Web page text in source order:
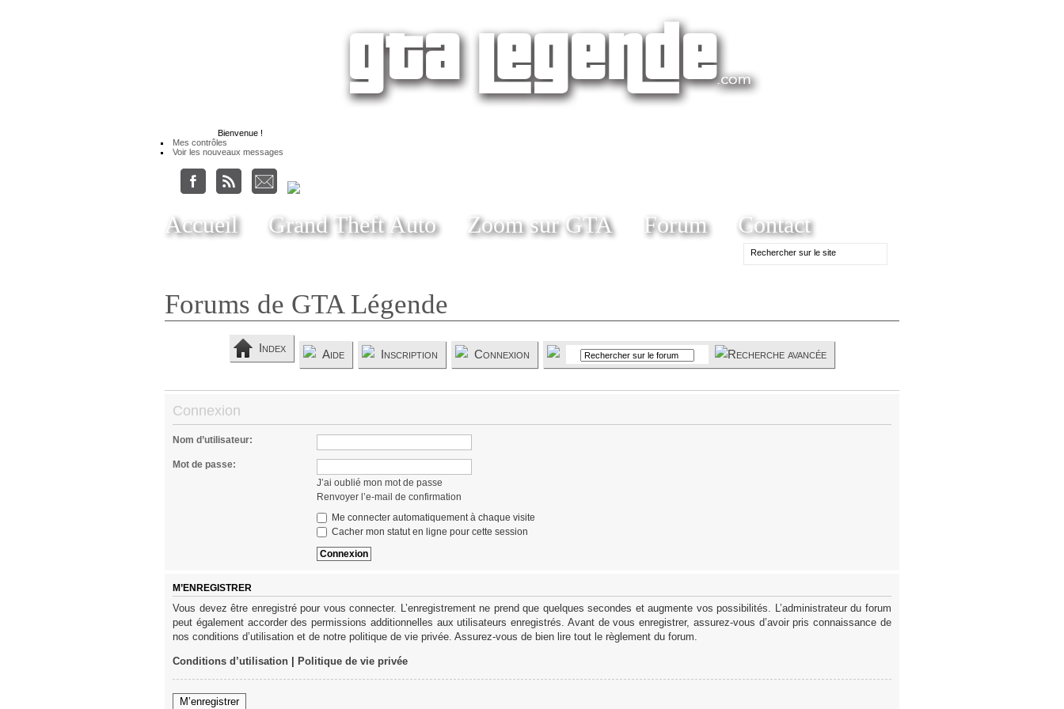
Bienvenue !
Mes contrôles
Voir les nouveaux messages
Accueil Grand Theft Auto Zoom sur GTA Forum Contact
Forums de GTA Légende
Index Aide Inscription Connexion
Connexion
Nom d’utilisateur:
Mot de passe:
J’ai oublié mon mot de passe
Renvoyer l’e-mail de confirmation
Me connecter automatiquement à chaque visite
Cacher mon statut en ligne pour cette session
M’ENREGISTRER
Vous devez être enregistré pour vous connecter. L’enregistrement ne prend que quelques secondes et augmente vos possibilités. L’administrateur du forum
peut également accorder des permissions additionnelles aux utilisateurs enregistrés. Avant de vous enregistrer, assurez-vous d’avoir pris connaissance de
nos conditions d’utilisation et de notre politique de vie privée. Assurez-vous de bien lire tout le règlement du forum.
Conditions d’utilisation Politique de vie privée
M’enregistrer